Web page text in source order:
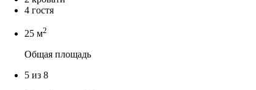
4 гостя
25 м2
Общая площадь
5 из 8